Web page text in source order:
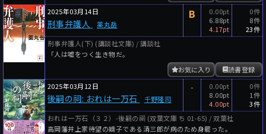
2025年03月14日
刑事弁護人 薬丸岳
B
0.00pt
6.88pt
4.17pt
0件
8件
23件
刑事弁護人(下) (講談社文庫) / 講談社
「人は嘘をつく生き物だ。
読書登録
お気に入り
2025年03月12日
後嗣の祠: おれは一万石 千野隆司
-
0.00pt
8.00pt
4.00pt
0件
1件
3件
おれは一万石（３２）-後嗣の祠 (双葉文庫 ち 01-65) / 双葉社
高岡藩井上家待望の嫡子である清三郎が病のため身罷った。